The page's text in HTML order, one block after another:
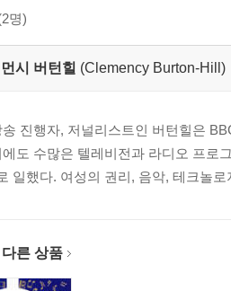
명)
시 버턴힐 (Clemency Burton-Hill)
송 진행자, 저널리스트인 버턴힐은
에도 수많은 텔레비전과 라디오 프로
일했다. 여성의 권리, 음악, 테크놀
른 상품